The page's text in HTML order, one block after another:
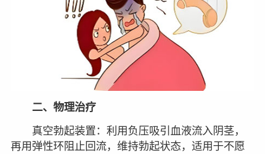
二、物理治疗
真空勃起装置：利用负压吸引血液流入阴茎，
再用弹性环阻止回流，维持勃起状态，适用于不愿